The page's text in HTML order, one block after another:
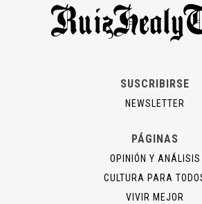
SUSCRIBIRSE
NEWSLETTER
PÁGINAS
OPINIÓN Y ANÁLISIS
CULTURA PARA
VIVIR MEJOR